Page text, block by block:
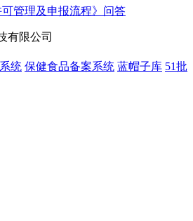
可管理及申报流程》问答
统 保健食品备案系统 蓝帽子库 51批